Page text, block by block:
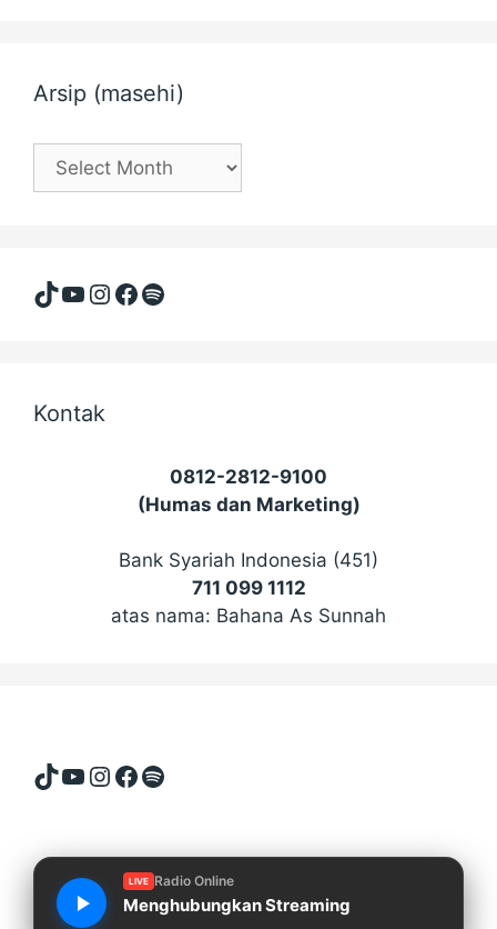
Arsip (masehi)
Arsip
(masehi)
TikTok
YouTube
Instagram
Facebook
Spotify
Kontak
0812-2812-9100
(Humas dan Marketing)
Bank Syariah Indonesia (451)
711 099 1112
atas nama: Bahana As Sunnah
TikTok
YouTube
Instagram
Facebook
Spotify
LIVE Radio Online
Menghubungkan Streaming